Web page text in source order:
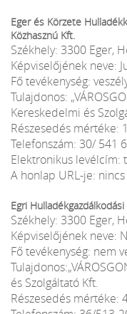
Eger és Körzete
Közhasznú Kft.
Székhely: 3300 Eger,
Képviselőjének neve:
Fő tevékenység:
Tulajdonos:
Kereskedelmi és
Részesedés mértéke:
Telefonszám: 30/ 541
Elektronikus levélcím:
A honlap URL-je:
Egri
Székhely: 3300 Eger,
Képviselőjének neve:
Fő tevékenység: nem
és Szolgáltató Kft.
Részesedés mértéke: